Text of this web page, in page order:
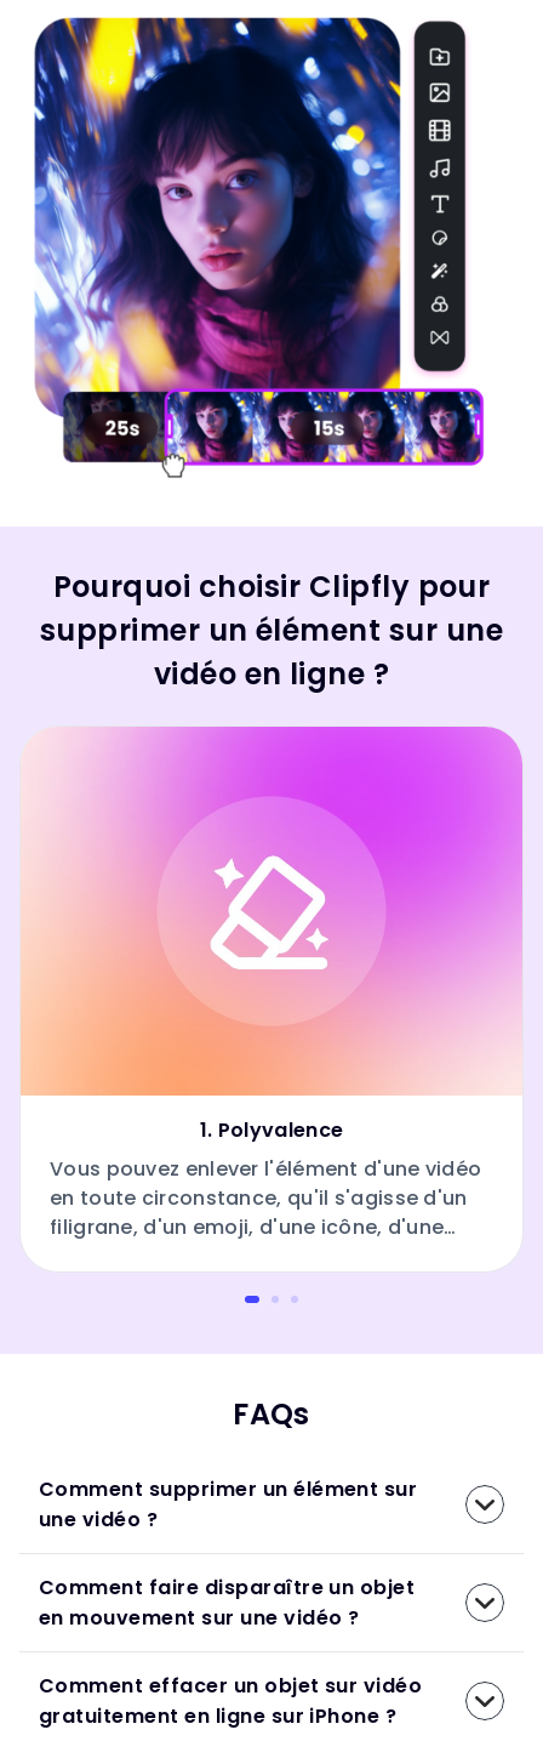
Pourquoi choisir Clipfly pour
supprimer un élément sur une
vidéo en ligne ?
1. Polyvalence
Vous pouvez enlever l'élément d'une vidéo
en toute circonstance, qu'il s'agisse d'un
filigrane, d'un emoji, d'une icône, d'une
FAQs
Comment supprimer un élément sur
une vidéo ?
Comment faire disparaître un objet
en mouvement sur une vidéo ?
Comment effacer un objet sur vidéo
gratuitement en ligne sur iPhone ?